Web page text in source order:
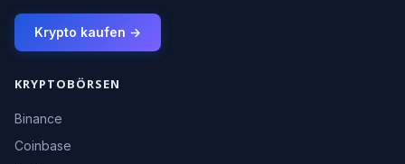
Krypto kaufen →
KRYPTOBÖRSEN
Binance
Coinbase